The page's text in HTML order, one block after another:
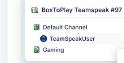
parler ! Moi c’est
assistant
tu as besoin et je
petits circuits pour
08/08/2026 à 21:38